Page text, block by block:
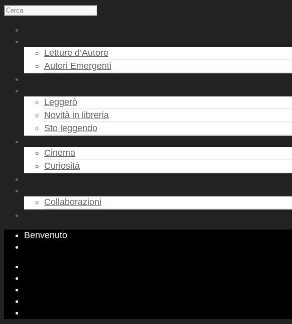
Letture d’Autore
Autori Emergenti
Leggerò
Novità in libreria
Sto leggendo
Cinema
Curiosità
Collaborazioni
Benvenuto